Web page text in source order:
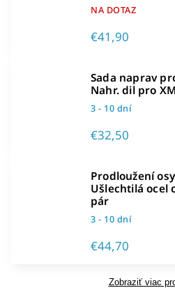
NA DOTAZ
€41,90
Sada naprav
Nahr. dil pro
3 - 10 dní
€32,50
Prodloužení
Ušlechtilá ocel
pár
3 - 10 dní
€44,70
Zobraziť viac